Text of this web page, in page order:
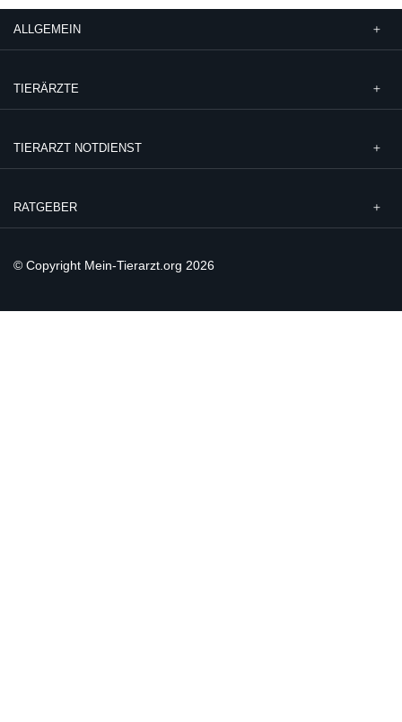
ALLGEMEIN
TIERÄRZTE
TIERARZT NOTDIENST
RATGEBER
© Copyright Mein-Tierarzt.org 2026